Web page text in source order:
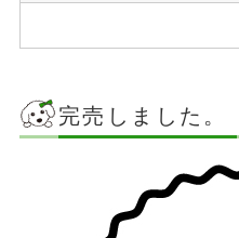
完売しました。